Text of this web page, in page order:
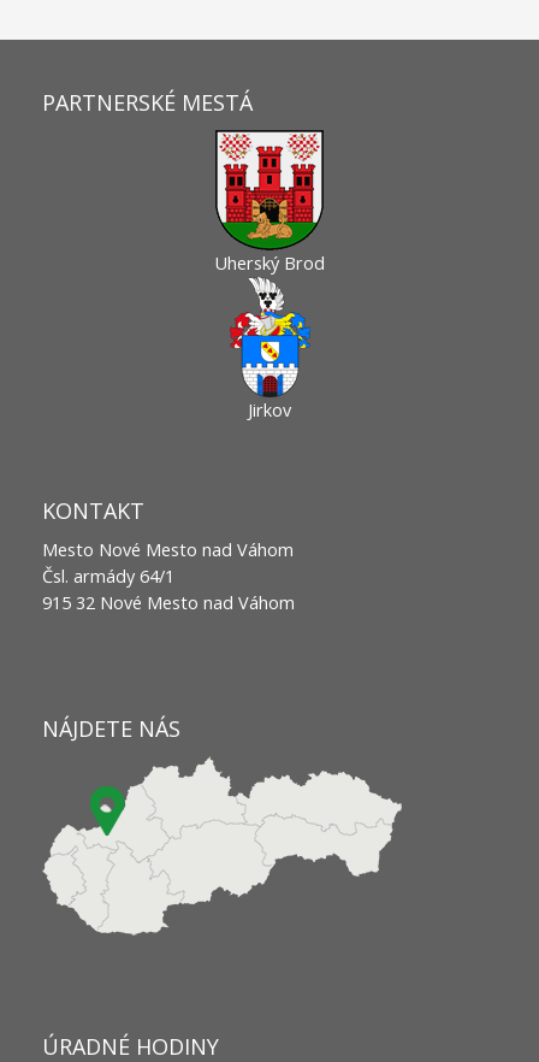
PARTNERSKÉ MESTÁ
Uherský Brod
Jirkov
KONTAKT
Mesto Nové Mesto nad Váhom
Čsl. armády 64/1
915 32 Nové Mesto nad Váhom
NÁJDETE NÁS
ÚRADNÉ HODINY